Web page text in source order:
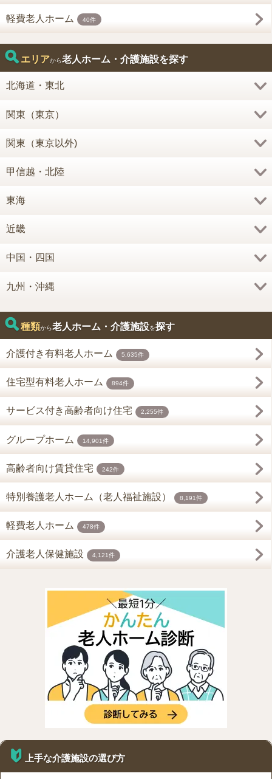
軽費老人ホーム 40件
エリアから老人ホーム・介護施設を探す
北海道・東北
関東（東京）
関東（東京以外)
甲信越・北陸
東海
近畿
中国・四国
九州・沖縄
種類から老人ホーム・介護施設を探す
介護付き有料老人ホーム 5,635件
住宅型有料老人ホーム 894件
サービス付き高齢者向け住宅 2,255件
グループホーム 14,901件
高齢者向け賃貸住宅 242件
特別養護老人ホーム（老人福祉施設） 8,191件
軽費老人ホーム 478件
介護老人保健施設 4,121件
上手な介護施設の選び方